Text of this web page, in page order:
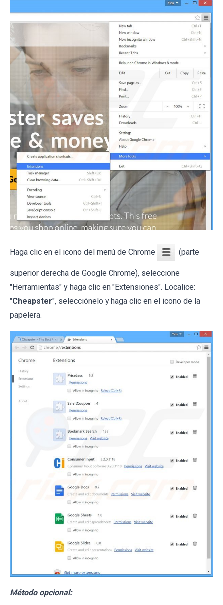
Haga clic en el icono del menú de Chrome (parte
superior derecha de Google Chrome), seleccione
"Herramientas" y haga clic en "Extensiones". Localice:
"Cheapster", selecciónelo y haga clic en el icono de la
papelera.
Método opcional: